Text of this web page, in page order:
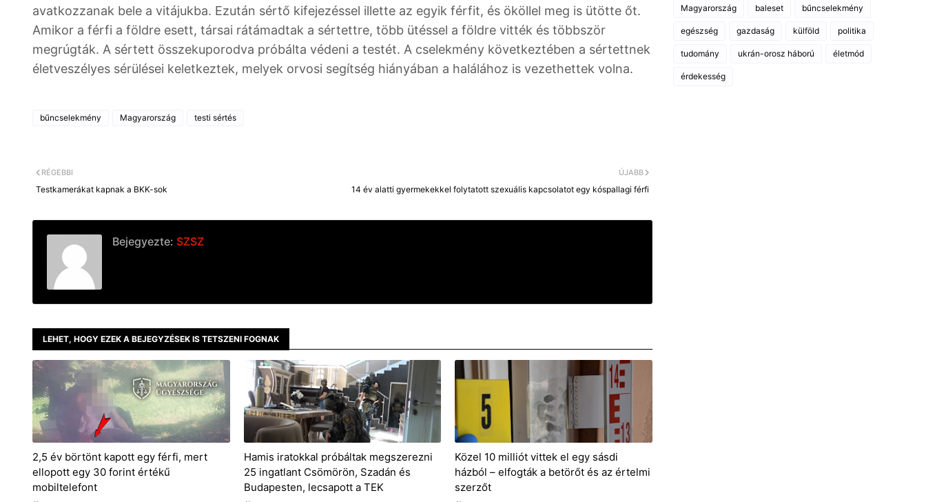
avatkozzanak bele a vitájukba. Ezután sértő kifejezéssel illette az egyik férfit, és ököllel meg is ütötte őt.
Amikor a férfi a földre esett, társai rátámadtak a sértettre, több ütéssel a földre vitték és többször
megrúgták. A sértett összekuporodva próbálta védeni a testét. A cselekmény következtében a sértettnek
életveszélyes sérülései keletkeztek, melyek orvosi segítség hiányában a halálához is vezethettek volna.
bűncselekmény Magyarország testi sértés
ÚJABB
14 év alatti gyermekekkel folytatott szexuális kapcsolatot egy kóspallagi férfi
RÉGEBBI
Testkamerákat kapnak a BKK-sok
Bejegyezte: SZSZ
LEHET, HOGY EZEK A BEJEGYZÉSEK IS TETSZENI FOGNAK
2,5 év börtönt kapott egy férfi, mert
ellopott egy 30 forint értékű
mobiltelefont
Hamis iratokkal próbáltak megszerezni
25 ingatlant Csömörön, Szadán és
Budapesten, lecsapott a TEK
Közel 10 milliót vittek el egy sásdi
házból – elfogták a betörőt és az értelmi
szerzőt
Magyarország baleset bűncselekmény
egészség gazdaság külföld politika
tudomány ukrán-orosz háború életmód
érdekesség